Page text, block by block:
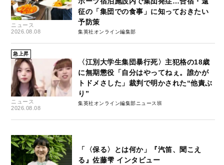
ニュース
2026.08.08
征の「集団での食事」に知っておきたい
予防策
集英社オンライン編集部
急上昇
ニュース
2026.08.08
〈江別大学生集団暴行死〉主犯格の18歳
に無期懲役「自分はやってねぇ。誰かが
トドメさした」裁判で明かされた“他責ぶ
り”
集英社オンライン編集部ニュース班
「〈保る〉とは何か」『汽笛、聞こえ
る』佐藤雫 インタビュー